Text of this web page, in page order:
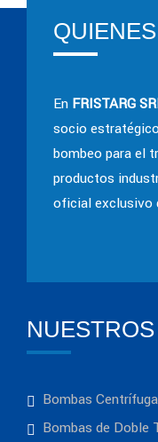
En FRISTARG
socio
bombeo para el
productos
oficial exclusivo
Bombas
Bombas de Doble